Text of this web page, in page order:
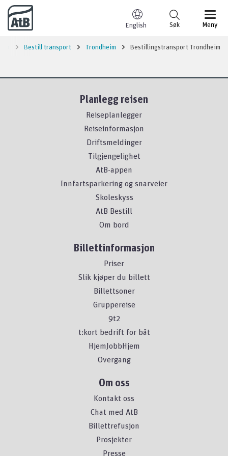
Til innhold
English Meny
Søk
Bestill transport Trondheim Bestillingstransport Trondheim
Planlegg reisen
Reiseplanlegger
Reiseinformasjon
Driftsmeldinger
Tilgjengelighet
AtB-appen
Innfartsparkering og snarveier
Skoleskyss
AtB Bestill
Om bord
Billettinformasjon
Priser
Slik kjøper du billett
Billettsoner
Gruppereise
9t2
t:kort bedrift for båt
HjemJobbHjem
Overgang
Om oss
Kontakt oss
Chat med AtB
Billettrefusjon
Prosjekter
Presse